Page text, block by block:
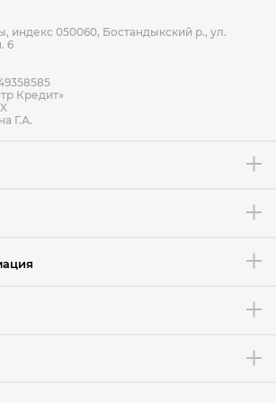
доставки
индекс 050060, Бостандыкский р., ул.
6
Кредит»
Г.А.